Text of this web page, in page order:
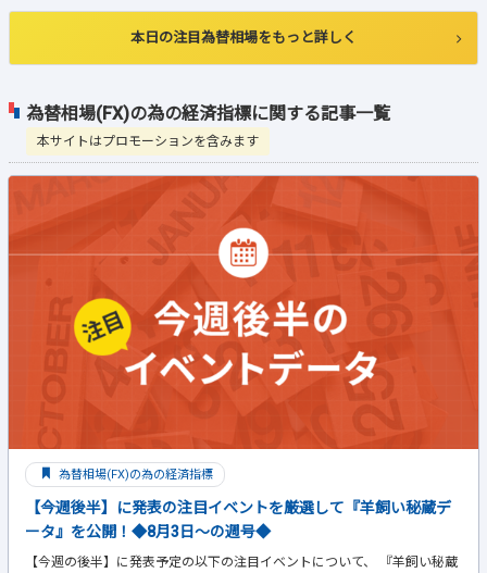
為替相場(FX)の為の経済指標に関する記事一覧
本サイトはプロモーションを含みます
為替相場(FX)の為の経済指標
【今週後半】に発表の注目イベントを厳選して『羊飼い秘蔵デ
ータ』を公開！◆8月3日～の週号◆
【今週の後半】に発表予定の以下の注目イベントについて、 『羊飼い秘蔵
本日の注目為替相場をもっと詳しく